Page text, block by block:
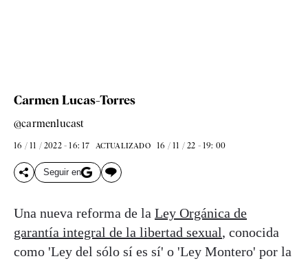
Carmen Lucas-Torres
@carmenlucast
16 / 11 / 2022 - 16: 17 ACTUALIZADO 16 / 11 / 22 - 19: 00
Seguir en
Una nueva reforma de la Ley Orgánica de
garantía integral de la libertad sexual, conocida
como 'Ley del sólo sí es sí' o 'Ley Montero' por la